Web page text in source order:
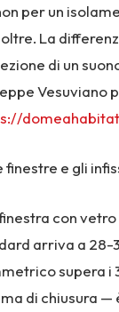
per un
oltre. La
di un
Vesuviano
finestre e gli
con
arriva a 28-
supera i
di chiusura —